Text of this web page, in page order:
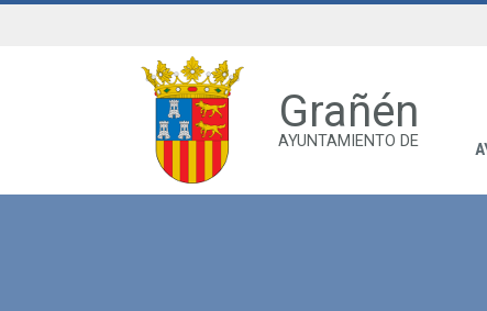
Grañén
AYUNTAMIENTO DE